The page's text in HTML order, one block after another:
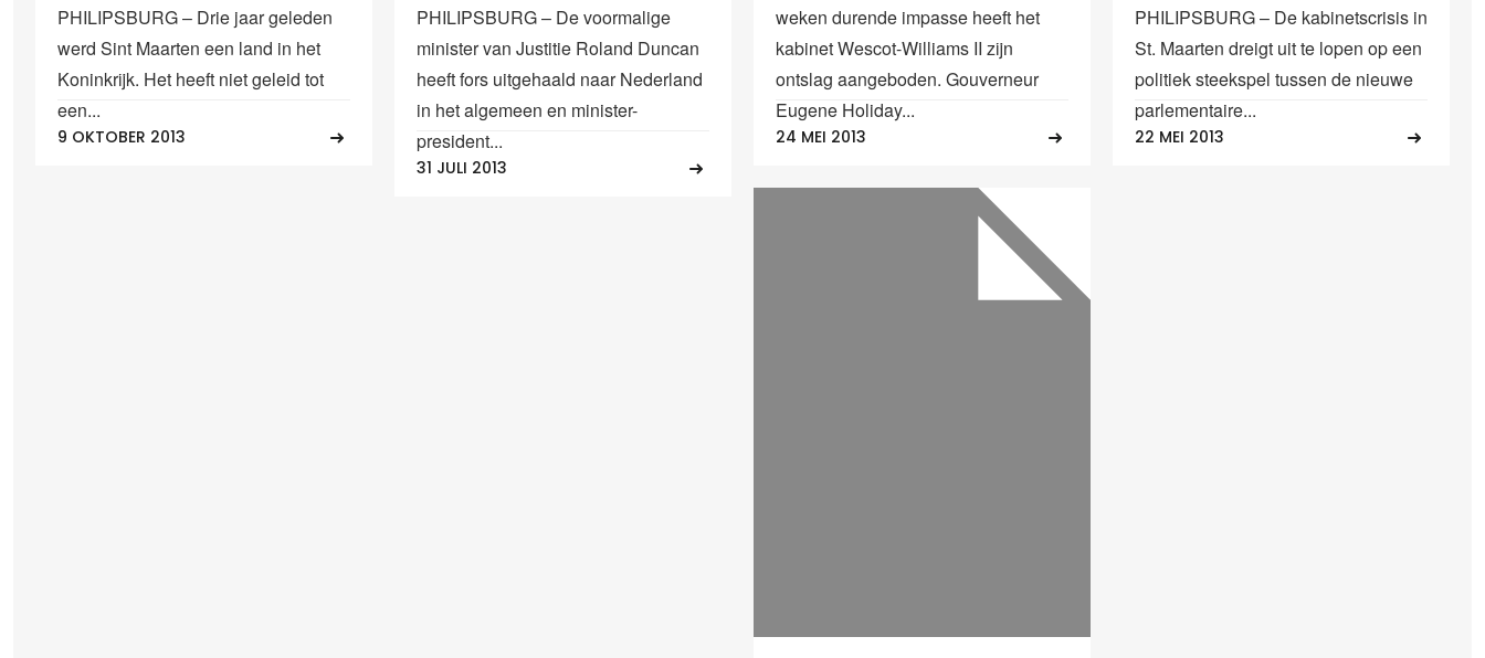
PHILIPSBURG – Drie jaar geleden
werd Sint Maarten een land in het
Koninkrijk. Het heeft niet geleid tot
een...
9 OKTOBER 2013
PHILIPSBURG – De voormalige
minister van Justitie Roland Duncan
heeft fors uitgehaald naar Nederland
in het algemeen en minister-
president...
31 JULI 2013
weken durende impasse heeft het
kabinet Wescot-Williams II zijn
ontslag aangeboden. Gouverneur
Eugene Holiday...
24 MEI 2013
PHILIPSBURG – De kabinetscrisis in
St. Maarten dreigt uit te lopen op een
politiek steekspel tussen de nieuwe
parlementaire...
22 MEI 2013